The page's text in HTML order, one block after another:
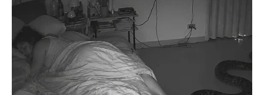
Ali sudbina vam sada pokazuje da dolazi period tokom
kojeg ćete konačno shvatiti koliko zapravo vrijedite.
DOLAZI VAM PERIOD KOJI ĆETE
PAMTITI CIJELI ŽIVOT